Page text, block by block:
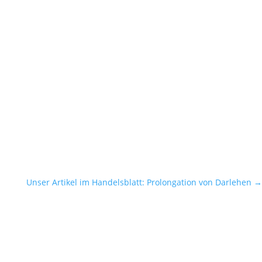
Unser Artikel im Handelsblatt: Prolongation von Darlehen →